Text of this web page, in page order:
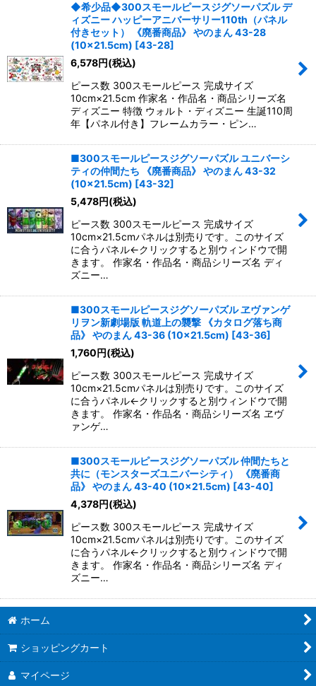
◆希少品◆300スモールピースジグソーパズル デ
ィズニー ハッピーアニバーサリー110th（パネル
付きセット） 《廃番商品》 やのまん 43-28
(10×21.5cm) [43-28]
6,578円(税込)
ピース数 300スモールピース 完成サイズ
10cm×21.5cm 作家名・作品名・商品シリーズ名
ディズニー 特徴 ウォルト・ディズニー 生誕110周
年【パネル付き】フレームカラー・ピン…
■300スモールピースジグソーパズル ユニバーシ
ティの仲間たち 《廃番商品》 やのまん 43-32
(10×21.5cm) [43-32]
5,478円(税込)
ピース数 300スモールピース 完成サイズ
10cm×21.5cmパネルは別売りです。このサイズ
に合うパネル←クリックすると別ウィンドウで開
きます。 作家名・作品名・商品シリーズ名 ディ
ズニー…
■300スモールピースジグソーパズル ヱヴァンゲ
リヲン新劇場版 軌道上の襲撃 《カタログ落ち商
品》 やのまん 43-36 (10×21.5cm) [43-36]
1,760円(税込)
ピース数 300スモールピース 完成サイズ
10cm×21.5cmパネルは別売りです。このサイズ
に合うパネル←クリックすると別ウィンドウで開
きます。 作家名・作品名・商品シリーズ名 ヱヴ
ァンゲ…
■300スモールピースジグソーパズル 仲間たちと
共に（モンスターズユニバーシティ） 《廃番商
品》 やのまん 43-40 (10×21.5cm) [43-40]
4,378円(税込)
ピース数 300スモールピース 完成サイズ
10cm×21.5cmパネルは別売りです。このサイズ
に合うパネル←クリックすると別ウィンドウで開
きます。 作家名・作品名・商品シリーズ名 ディ
ズニー…
ホーム
ショッピングカート
マイページ